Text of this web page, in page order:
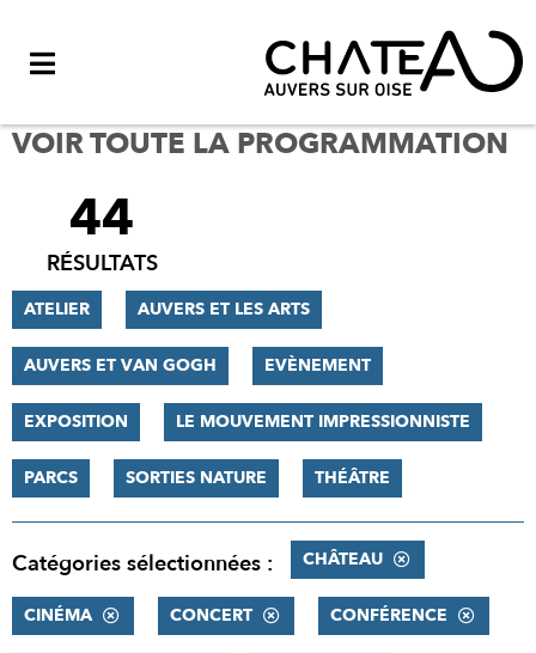
VOIR TOUTE LA PROGRAMMATION
FILTRER
RÉSULTATS
44
RÉSULTATS
ATELIER AUVERS ET LES ARTS
AUVERS ET VAN GOGH EVÈNEMENT
EXPOSITION LE MOUVEMENT IMPRESSIONNISTE
PARCS SORTIES NATURE THÉÂTRE
Catégories sélectionnées : CHÂTEAU
CINÉMA CONCERT CONFÉRENCE